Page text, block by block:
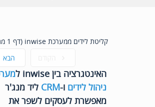
קליטת לידים ממערכת inwise (דף 1 מתוך 3)
הבא
האינטגרציה בין inwise ל
ניהול לידים ו-CRM ליד מנג'ר
מאפשרת לעסקים לשפר את